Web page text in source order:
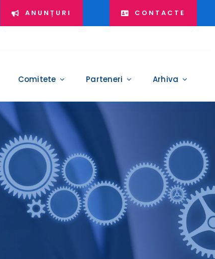
ANUNȚURI CONTACTE
Comitete Parteneri Arhiva